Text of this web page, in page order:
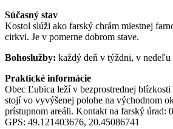
Súčasný stav
Kostol slúži ako farský chrám miestnej
cirkvi. Je v pomerne dobrom stave.
Bohoslužby: každý deň v týždni, v nedeľu
Praktické informácie
Obec Ľubica leží v bezprostrednej
stojí vo vyvýšenej polohe na východnom
prístupnom areáli. Kontakt na farský úrad:
GPS: 49.121403676, 20.45086741